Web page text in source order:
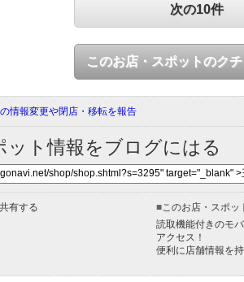
次の10件
このお店・スポットのク
情報変更や閉店・移転を報告
ット情報をブログにはる
有する ■ このお店・スポ
読取機能付きのモ
アクセス！
便利に店舗情報を